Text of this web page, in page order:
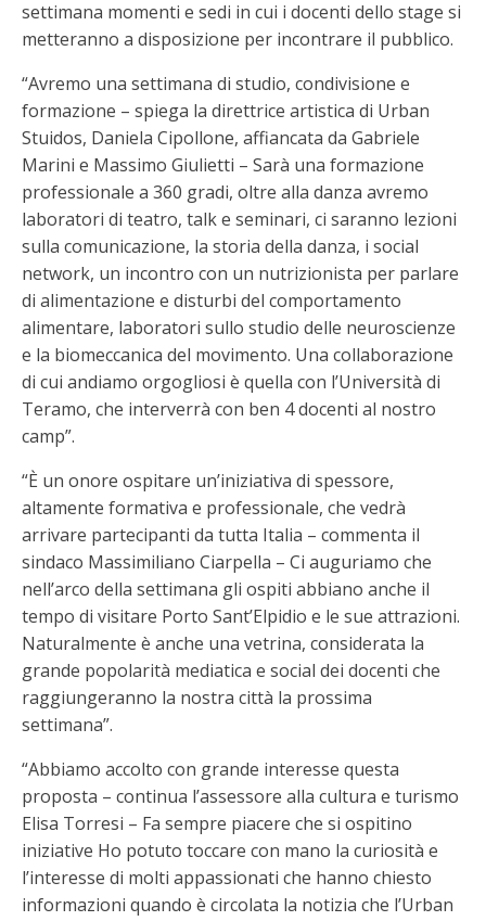
settimana momenti e sedi in cui i docenti dello stage si
metteranno a disposizione per incontrare il pubblico.
“Avremo una settimana di studio, condivisione e
formazione – spiega la direttrice artistica di Urban
Stuidos, Daniela Cipollone, affiancata da Gabriele
Marini e Massimo Giulietti – Sarà una formazione
professionale a 360 gradi, oltre alla danza avremo
laboratori di teatro, talk e seminari, ci saranno lezioni
sulla comunicazione, la storia della danza, i social
network, un incontro con un nutrizionista per parlare
di alimentazione e disturbi del comportamento
alimentare, laboratori sullo studio delle neuroscienze
e la biomeccanica del movimento. Una collaborazione
di cui andiamo orgogliosi è quella con l’Università di
Teramo, che interverrà con ben 4 docenti al nostro
camp”.
“È un onore ospitare un’iniziativa di spessore,
altamente formativa e professionale, che vedrà
arrivare partecipanti da tutta Italia – commenta il
sindaco Massimiliano Ciarpella – Ci auguriamo che
nell’arco della settimana gli ospiti abbiano anche il
tempo di visitare Porto Sant’Elpidio e le sue attrazioni.
Naturalmente è anche una vetrina, considerata la
grande popolarità mediatica e social dei docenti che
raggiungeranno la nostra città la prossima
settimana”.
“Abbiamo accolto con grande interesse questa
proposta – continua l’assessore alla cultura e turismo
Elisa Torresi – Fa sempre piacere che si ospitino
iniziative Ho potuto toccare con mano la curiosità e
l’interesse di molti appassionati che hanno chiesto
informazioni quando è circolata la notizia che l’Urban